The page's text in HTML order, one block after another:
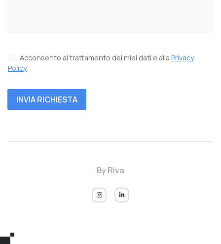
Acconsento al trattamento dei miei dati e alla Privacy
Policy
INVIA RICHIESTA
ByRiva